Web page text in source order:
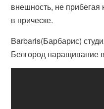
внешность, не
в прическе.
Barbaris(Барбарис)
Белгород наращивание